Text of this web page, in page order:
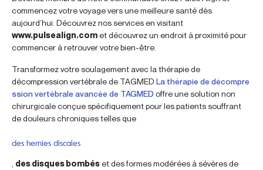
commencez votre voyage vers une meilleure santé dès
aujourd’hui. Découvrez nos services en visitant
www.pulsealign.comet découvrez un endroit à proximité pour
commencer à retrouver votre bien-être.
Transformez votre soulagement avec la thérapie de
décompression vertébrale de TAGMED La thérapie de décompre
ssion vertébrale avancée de TAGMED offre une solution non
chirurgicale conçue spécifiquement pour les patients souffrant
de douleurs chroniques telles que
des hernies discales
des disques bombéset des formes modérées à sévères de